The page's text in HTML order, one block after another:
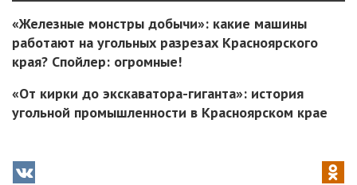
«Железные монстры добычи»: какие машины
работают на угольных разрезах Красноярского
края? Спойлер: огромные!
«От кирки до экскаватора-гиганта»: история
угольной промышленности в Красноярском крае